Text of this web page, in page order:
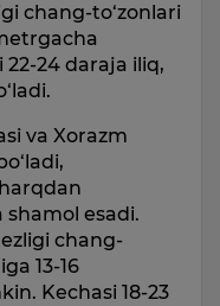
chang-to‘zonlari
24 daraja iliq,
va Xorazm
shamol esadi.
chang-
13-16
Kechasi 18-23